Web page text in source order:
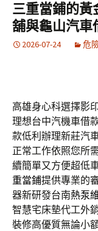
三重當鋪的黃
舖與龜山汽車
2026-07-24 危
高雄身心科選擇影
理想台中汽機車借
款低利辦理新莊汽
正常工作依照您所
續簡單又方便超低
重當鋪提供專業的
器新研發台南熱泵
智慧宅床墊代工外
裝修高優質無論小